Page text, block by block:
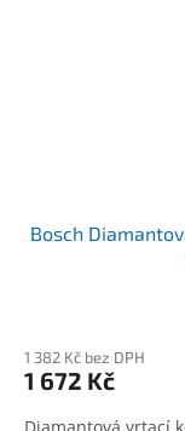
Bosch
1 382 Kč bez DPH
1 672 Kč
Diamantová vrtací